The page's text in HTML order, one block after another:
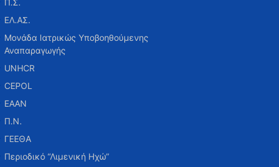
Π.Σ.
ΕΛ.ΑΣ.
Μονάδα Ιατρικώς Υποβοηθούμενης
Αναπαραγωγής
UNHCR
CEPOL
ΕΑΑΝ
Π.Ν.
ΓΕΕΘΑ
Περιοδικό “Λιμενική Ηχώ”